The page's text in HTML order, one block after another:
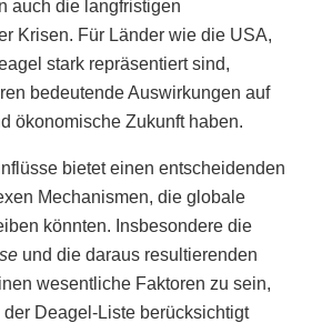
auch die langfristigen
Krisen. Für Länder wie die USA,
stark repräsentiert sind,
bedeutende Auswirkungen auf
ökonomische Zukunft haben.
bietet einen entscheidenden
Mechanismen, die globale
könnten. Insbesondere die
und die daraus resultierenden
wesentliche Faktoren zu sein,
Deagel-Liste berücksichtigt